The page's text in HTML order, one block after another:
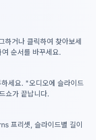
하거나 클릭하여 찾아보세
순서를 바꾸세요.
세요. "오디오에 슬라이드
쇼가 끝납니다.
프리셋, 슬라이드별 길이